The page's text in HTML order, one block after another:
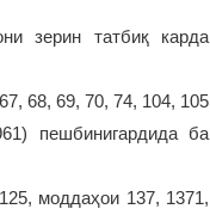
зерин татбиқ карда
68, 69, 70, 74, 104, 105
пешбинигардида ба
моддаҳои 137, 1371,